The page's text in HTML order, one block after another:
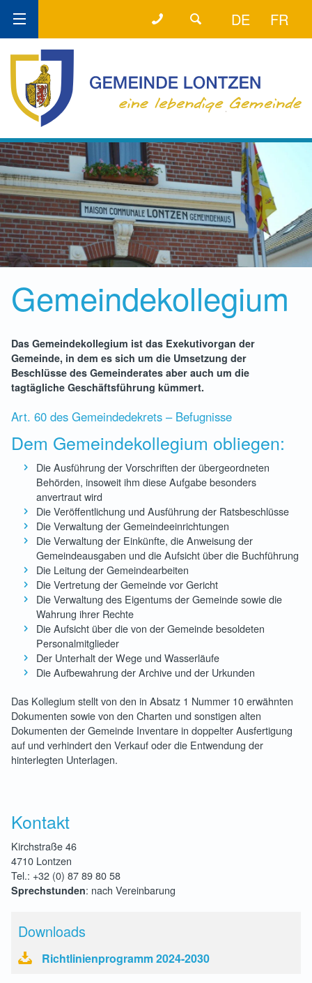
FR
DE
DER DIREKTE DRAHT! +32 (0) 87 89 80 58
Gemeindekollegium
Das Gemeindekollegium ist das Exekutivorgan der
Gemeinde, in dem es sich um die Umsetzung der
Beschlüsse des Gemeinderates aber auch um die
tagtägliche Geschäftsführung kümmert.
Art. 60 des Gemeindedekrets – Befugnisse
Dem Gemeindekollegium obliegen:
Die Ausführung der Vorschriften der übergeordneten
Behörden, insoweit ihm diese Aufgabe besonders
anvertraut wird
Die Veröffentlichung und Ausführung der Ratsbeschlüsse
Die Verwaltung der Gemeindeeinrichtungen
Die Verwaltung der Einkünfte, die Anweisung der
Gemeindeausgaben und die Aufsicht über die Buchführung
Die Leitung der Gemeindearbeiten
Die Vertretung der Gemeinde vor Gericht
Die Verwaltung des Eigentums der Gemeinde sowie die
Wahrung ihrer Rechte
Die Aufsicht über die von der Gemeinde besoldeten
Personalmitglieder
Der Unterhalt der Wege und Wasserläufe
Die Aufbewahrung der Archive und der Urkunden
Das Kollegium stellt von den in Absatz 1 Nummer 10 erwähnten
Dokumenten sowie von den Charten und sonstigen alten
Dokumenten der Gemeinde Inventare in doppelter Ausfertigung
auf und verhindert den Verkauf oder die Entwendung der
hinterlegten Unterlagen.
Kontakt
Kirchstraße 46
4710 Lontzen
Tel.: +32 (0) 87 89 80 58
Sprechstunden: nach Vereinbarung
Downloads
Richtlinienprogramm 2024-2030